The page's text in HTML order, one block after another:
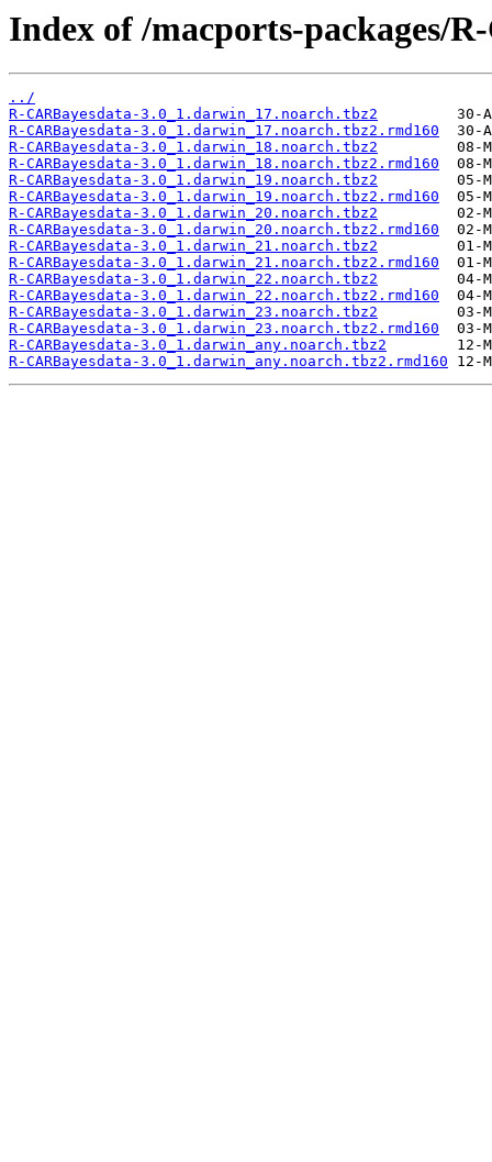
Index of /macports-packages/
../
R-CARBayesdata-3.0_1.darwin_17.noarch.tbz2
R-CARBayesdata-3.0_1.darwin_17.noarch.tbz2.rmd160
R-CARBayesdata-3.0_1.darwin_18.noarch.tbz2
R-CARBayesdata-3.0_1.darwin_18.noarch.tbz2.rmd160
R-CARBayesdata-3.0_1.darwin_19.noarch.tbz2
R-CARBayesdata-3.0_1.darwin_19.noarch.tbz2.rmd160
R-CARBayesdata-3.0_1.darwin_20.noarch.tbz2
R-CARBayesdata-3.0_1.darwin_20.noarch.tbz2.rmd160
R-CARBayesdata-3.0_1.darwin_21.noarch.tbz2
R-CARBayesdata-3.0_1.darwin_21.noarch.tbz2.rmd160
R-CARBayesdata-3.0_1.darwin_22.noarch.tbz2
R-CARBayesdata-3.0_1.darwin_22.noarch.tbz2.rmd160
R-CARBayesdata-3.0_1.darwin_23.noarch.tbz2
R-CARBayesdata-3.0_1.darwin_23.noarch.tbz2.rmd160
R-CARBayesdata-3.0_1.darwin_any.noarch.tbz2
R-CARBayesdata-3.0_1.darwin_any.noarch.tbz2.rmd160